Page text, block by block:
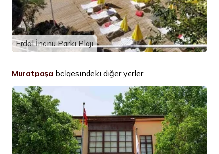
Erdal İnönü Parkı Plajı
Muratpaşa bölgesindeki diğer yerler